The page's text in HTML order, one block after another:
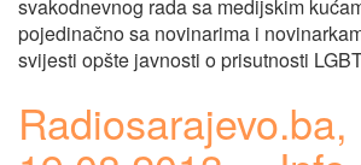
svakodnevnog rada sa medijskim
pojedinačno sa novinarima i
svijesti opšte javnosti o prisutnosti
Radiosarajevo.ba,